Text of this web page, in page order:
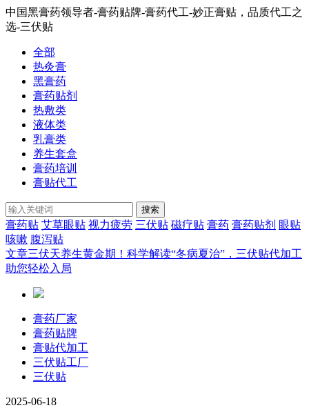
中国黑膏药领导者-膏药贴牌-膏药代工-妙正膏贴，品质代工之
选-三伏贴
全部
热灸膏
黑膏药
膏药贴剂
热敷类
液体类
乳膏类
养生套盒
膏药培训
膏贴代工
搜索
膏药贴 艾草眼贴 视力疲劳 三伏贴 磁疗贴 膏药 膏药贴剂 眼贴
咳嗽 腹泻贴
文章三伏天养生黄金期！科学解读“冬病夏治”，三伏贴代加工
助您轻松入局
膏药厂家
膏药贴牌
膏贴代加工
三伏贴工厂
三伏贴
2025-06-18